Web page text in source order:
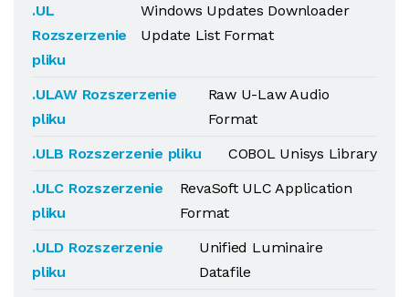
.UL
Rozszerzenie
pliku
Windows Updates Downloader
Update List Format
.ULAW Rozszerzenie
pliku
Raw U-Law Audio
Format
.ULB Rozszerzenie pliku
COBOL Unisys Library
.ULC Rozszerzenie
pliku
RevaSoft ULC Application
Format
.ULD Rozszerzenie
pliku
Unified Luminaire
Datafile